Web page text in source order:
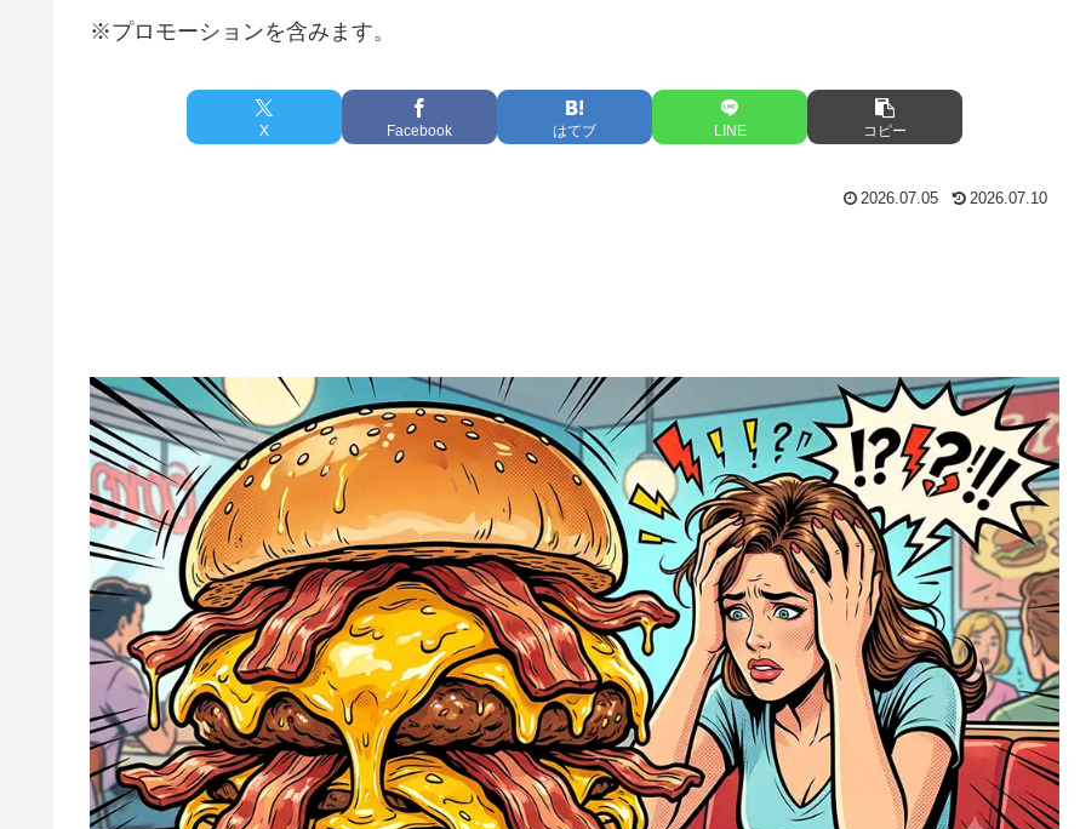
※プロモーションを含みます。
X Facebook はてブ LINE コピー
2026.07.05 2026.07.10